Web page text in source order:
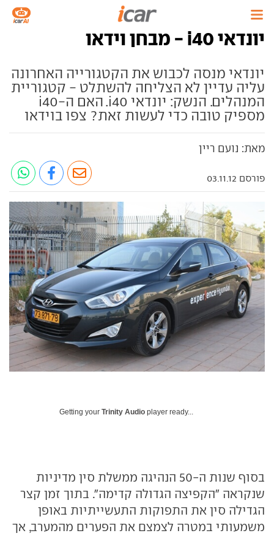
יונדאי i40 - מבחן וידאו
יונדאי מנסה לכבוש את הקטגורייה האחרונה
עליה עדיין לא הצליחה להשתלט - קטגוריית
המנהלים. הנשק: יונדאי i40. האם ה-i40
מספיק טובה כדי לעשות זאת? צפו בוידאו
מאת: נועם ריין
פורסם 03.11.12
Getting your Trinity Audio player ready...
בסוף שנות ה-50 הנהיגה ממשלת סין מדיניות
שנקראה "הקפיצה הגדולה קדימה". בתוך זמן קצר
הגדילה סין את התפוקות התעשייתיות באופן
משמעותי במטרה לצמצם את הפערים מהמערב, אך